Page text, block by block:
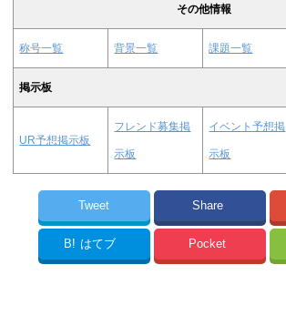
その他情報
称号一覧 背景一覧 課題一覧
掲示板
UR予想掲示板
フレンド募集掲
示板
イベント予想掲
示板
Tweet Share
B! はてブ Pocket